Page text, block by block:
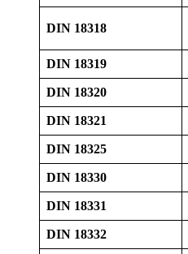
DIN 18318
DIN 18319
DIN 18320
DIN 18321
DIN 18325
DIN 18330
DIN 18331
DIN 18332